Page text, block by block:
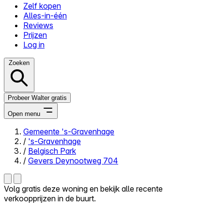
Zelf kopen
Alles-in-één
Reviews
Prijzen
Log in
Zoeken
Probeer Walter gratis
Open menu
Close menu
Zelf kopen
Gemeente 's-Gravenhage
/ 's-Gravenhage
/ Belgisch Park
/ Gevers Deynootweg 704
Volg gratis deze woning en bekijk alle recente
verkoopprijzen in de buurt.